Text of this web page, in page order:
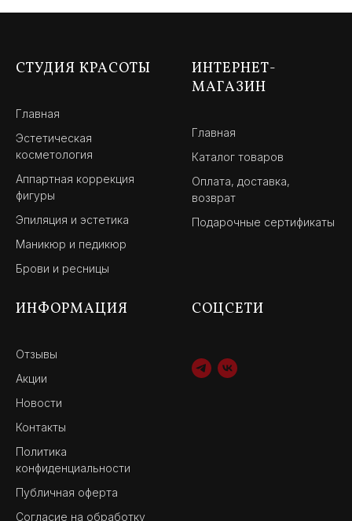
СТУДИЯ КРАСОТЫ
Главная
Эстетическая
косметология
Аппартная коррекция
фигуры
Эпиляция и эстетика
Маникюр и педикюр
Брови и ресницы
ИНТЕРНЕТ-
МАГАЗИН
Главная
Каталог товаров
Оплата, доставка,
возврат
Подарочные сертификаты
ИНФОРМАЦИЯ
Отзывы
Акции
Новости
Контакты
Политика
конфиденциальности
Публичная оферта
Согласие на обработку
СОЦСЕТИ